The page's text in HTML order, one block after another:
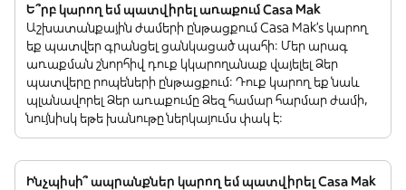
Ե՞րբ կարող եմ պատվիրել առաքում Casa Mak
Աշխատանքային ժամերի ընթացքում Casa Mak’s կարող
եք պատվեր գրանցել ցանկացած պահի: Մեր արագ
առաքման շնորհիվ դուք կկարողանաք վայելել Ձեր
պատվերը րոպեների ընթացքում: Դուք կարող եք նաև
պլանավորել Ձեր առաքումը Ձեզ համար հարմար ժամի,
նույնիսկ եթե խանութը ներկայումս փակ է:
Ինչպիսի՞ ապրանքներ կարող եմ պատվիրել Casa Mak